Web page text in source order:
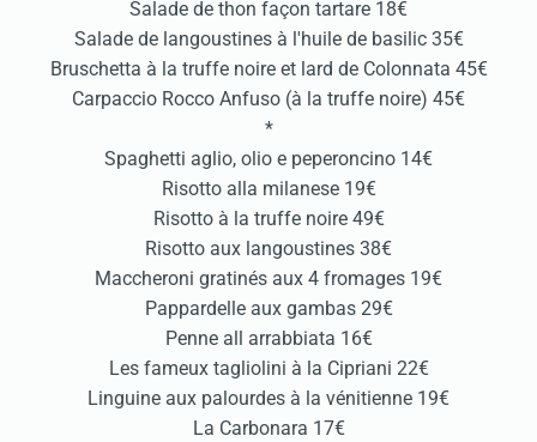
Salade de thon façon tartare 18€
Salade de langoustines à l'huile de basilic 35€
Bruschetta à la truffe noire et lard de Colonnata 45€
Carpaccio Rocco Anfuso (à la truffe noire) 45€
*
Spaghetti aglio, olio e peperoncino 14€
Risotto alla milanese 19€
Risotto à la truffe noire 49€
Risotto aux langoustines 38€
Maccheroni gratinés aux 4 fromages 19€
Pappardelle aux gambas 29€
Penne all arrabbiata 16€
Les fameux tagliolini à la Cipriani 22€
Linguine aux palourdes à la vénitienne 19€
La Carbonara 17€